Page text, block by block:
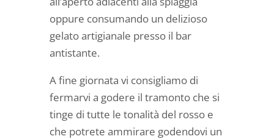
oppure consumando un delizioso
gelato artigianale presso il bar
antistante.
A fine giornata vi consigliamo di
fermarvi a godere il tramonto che si
tinge di tutte le tonalità del rosso e
che potrete ammirare godendovi un